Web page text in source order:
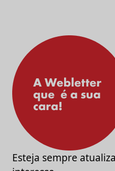
Esteja sempre